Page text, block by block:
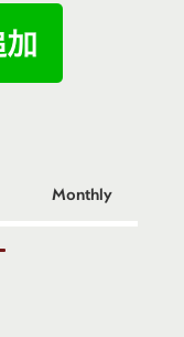
Monthly